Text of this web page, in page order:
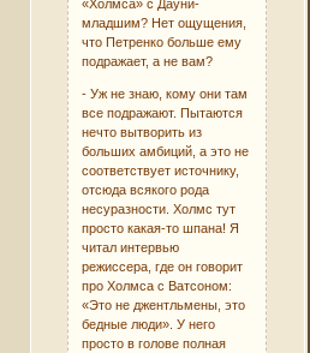
«Холмса» с Дауни-
младшим? Нет ощущения,
что Петренко больше ему
подражает, а не вам?
- Уж не знаю, кому они там
все подражают. Пытаются
нечто вытворить из
больших амбиций, а это не
соответствует источнику,
отсюда всякого рода
несуразности. Холмс тут
просто какая-то шпана! Я
читал интервью
режиссера, где он говорит
про Холмса с Ватсоном:
«Это не джентльмены, это
бедные люди». У него
просто в голове полная